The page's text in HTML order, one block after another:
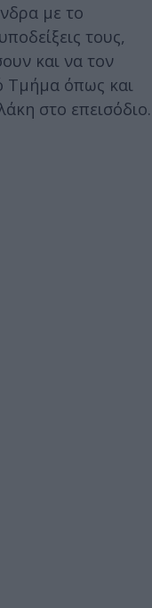
με το
τους,
και να τον
Τμήμα όπως και
στο επεισόδιο.